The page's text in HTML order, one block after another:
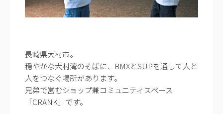
長崎県大村市。
穏やかな大村湾のそばに、BMXとSUPを通して人と
人をつなぐ場所があります。
兄弟で営むショップ兼コミュニティスペース
「CRANK」です。